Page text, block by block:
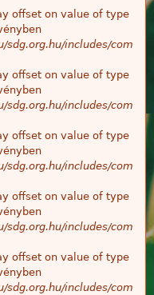
offset on value of type
sdg.org.hu/includes/com
offset on value of type
sdg.org.hu/includes/com
offset on value of type
sdg.org.hu/includes/com
offset on value of type
sdg.org.hu/includes/com
offset on value of type
sdg.org.hu/includes/com